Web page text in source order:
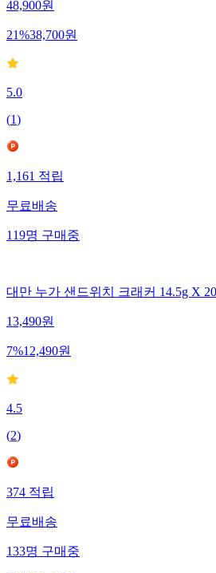
48,900원
21%38,700원
5.0
(1)
1,161적립
무료배송
119명구매중
대만 누가 샌드위치 크래커 14.5g X
13,490원
7%12,490원
4.5
(2)
374적립
무료배송
133명구매중